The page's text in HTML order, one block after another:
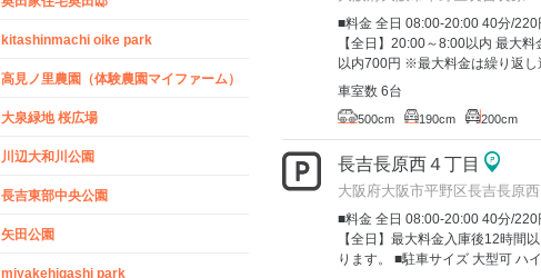
kitashinmachi oike park
高見ノ里農園（体験農園マイファーム）
大泉緑地 桜広場
川辺大和川公園
長吉東部中央公園
矢田公園
miyakehigashi park
■料金 全日 08:00-20:00 40分/
【全日】20:00～8:00以内 最大
以内700円 ※最大料金は繰り返し
車室数 6台
500cm 190cm 200cm
長吉長原西４丁目
大阪府大阪市平野区長吉長原
■料金 全日 08:00-20:00 40分/
【全日】最大料金入庫後12時間
ります。 ■駐車サイズ 大型可 ハ